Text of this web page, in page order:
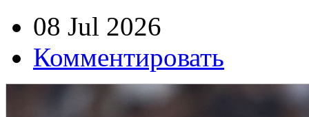
08 Jul 2026
Комментировать